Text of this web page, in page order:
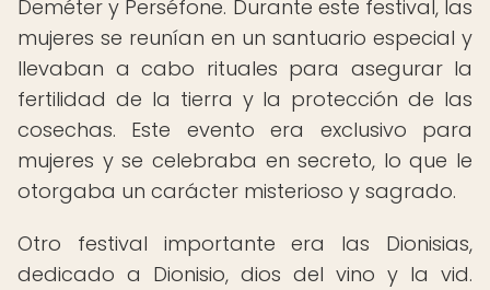
Deméter y Perséfone. Durante este festival, las
mujeres se reunían en un santuario especial y
llevaban a cabo rituales para asegurar la
fertilidad de la tierra y la protección de las
cosechas. Este evento era exclusivo para
mujeres y se celebraba en secreto, lo que le
otorgaba un carácter misterioso y sagrado.
Otro festival importante era las Dionisias,
dedicado a Dionisio, dios del vino y la vid.